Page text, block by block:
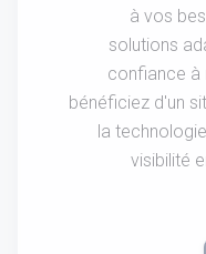
à vos
solutions
confiance à
bénéficiez d'un
la
visibilité